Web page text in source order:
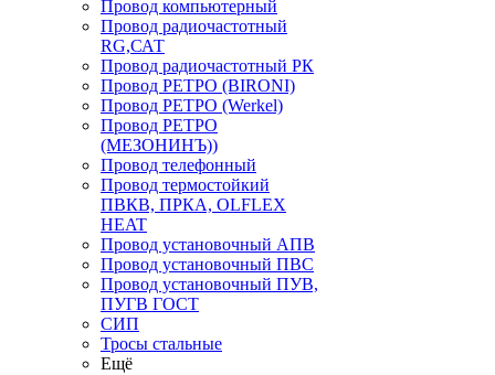
Провод компьютерный
Провод радиочастотный
RG,САТ
Провод радиочастотный РК
Провод РЕТРО (BIRONI)
Провод РЕТРО (Werkel)
Провод РЕТРО
(МЕЗОНИНЪ))
Провод телефонный
Провод термостойкий
ПВКВ, ПРКА, OLFLEX
HEAT
Провод установочный АПВ
Провод установочный ПВС
Провод установочный ПУВ,
ПУГВ ГОСТ
СИП
Тросы стальные
Ещё